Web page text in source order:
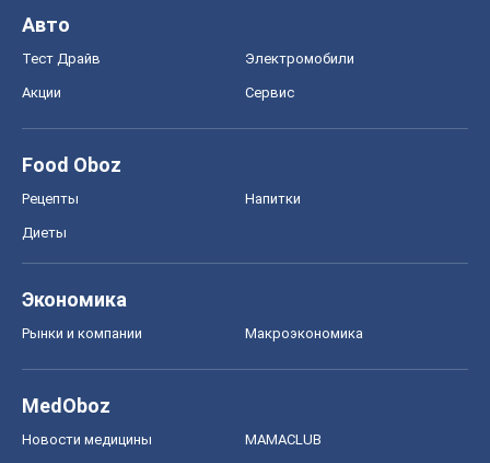
Авто
Тест Драйв Электромобили
Акции Сервис
Food Oboz
Рецепты Напитки
Диеты
Экономика
Рынки и компании Mакроэкономика
MedOboz
Новости медицины MAMACLUB